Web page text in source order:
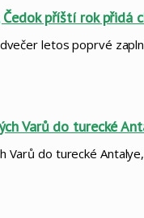
příští rok přidá
letos poprvé
Varů do turecké
do turecké